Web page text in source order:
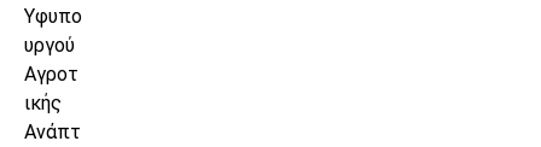
Υφυπο
υργού
Αγροτ
ικής
Ανάπτ